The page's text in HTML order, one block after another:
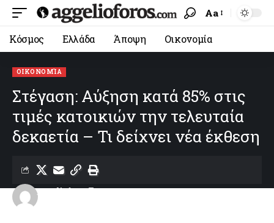
Aa
Κόσμος Ελλάδα Άποψη Οικονομία
ΟΙΚΟΝΟΜΊΑ
Στέγαση: Αύξηση κατά 85% στις
τιμές κατοικιών την τελευταία
δεκαετία – Τι δείχνει νέα έκθεση
Last updated: 02/06/2026 19:39
aggelioforos